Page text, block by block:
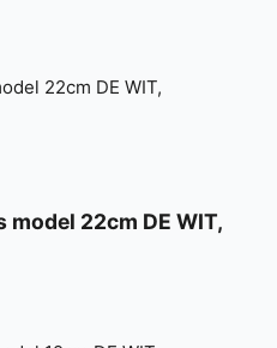
22cm DE WIT,